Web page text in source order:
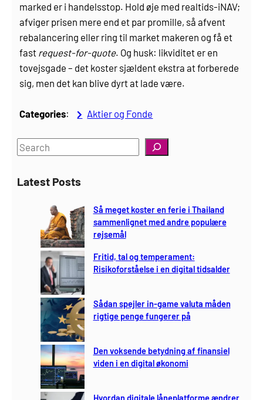
marked er i handelsstop. Hold øje med realtids-iNAV;
afviger prisen mere end et par promille, så afvent
rebalancering eller ring til market makeren og få et
fast request-for-quote. Og husk: likviditet er en
tovejsgade – det koster sjældent ekstra at forberede
sig, men det kan blive dyrt at lade være.
Categories: Aktier og Fonde
S
aLatest Posts
Så meget koster en ferie i Thailand
sammenlignet med andre populære
rejsemål
Fritid, tal og temperament:
Risikoforståelse i en digital tidsalder
Sådan spejler in-game valuta måden
rigtige penge fungerer på
Den voksende betydning af finansiel
viden i en digital økonomi
Hvordan digitale låneplatforme ændrer